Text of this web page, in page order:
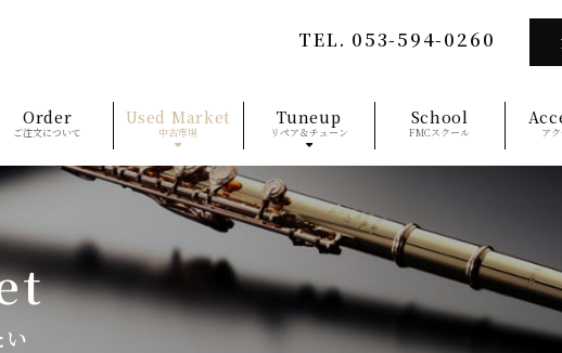
TEL. 053-594-0260
Order
ご注文について
Used Market
中古市場
Tuneup
リペア＆チューン
School
FMCスクール ア